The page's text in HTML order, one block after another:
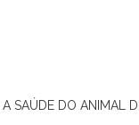
A SAÚDE DO ANIMAL